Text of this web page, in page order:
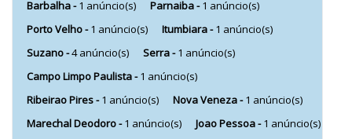
Barbalha -1 anúncio(s) Parnaiba -1 anúncio(s)
Porto Velho -1 anúncio(s) Itumbiara -1 anúncio(s)
Suzano -4 anúncio(s) Serra -1 anúncio(s)
Campo Limpo Paulista -1 anúncio(s)
Ribeirao Pires -1 anúncio(s) Nova Veneza -1 anúncio(s)
Marechal Deodoro -1 anúncio(s) Joao Pessoa -1 anúncio(s)